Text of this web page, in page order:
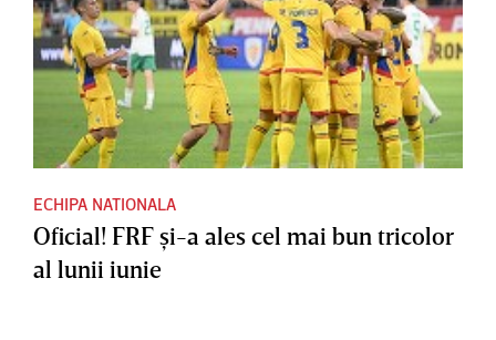
ECHIPA NATIONALA
Oficial! FRF şi-a ales cel mai bun tricolor
al lunii iunie